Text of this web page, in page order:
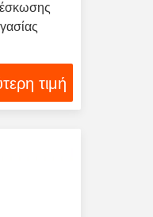
τιμή